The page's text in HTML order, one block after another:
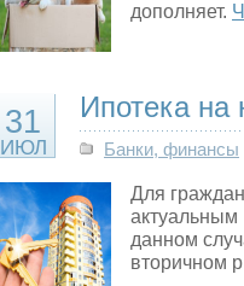
дополняет.
31
ИЮЛ
Ипотека на
Банки, финансы
Для
актуальным
данном
вторичном